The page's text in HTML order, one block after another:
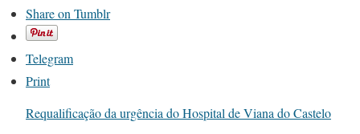
Share on Tumblr
Telegram
Print
Requalificação da urgência do Hospital de Viana do Castelo